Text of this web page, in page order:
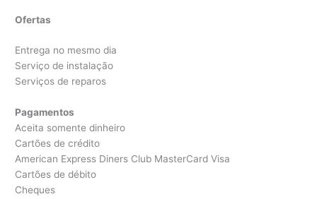
Ofertas
Entrega no mesmo dia
Serviço de instalação
Serviços de reparos
Pagamentos
Aceita somente dinheiro
Cartões de crédito
American Express Diners Club MasterCard Visa
Cartões de débito
Cheques